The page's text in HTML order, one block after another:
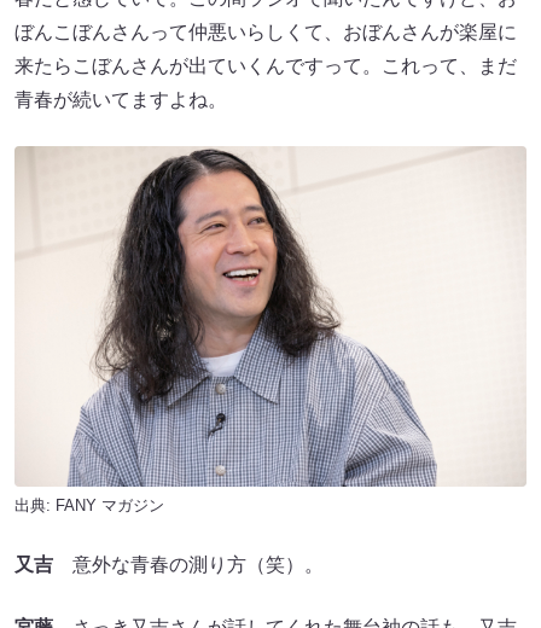
ぼんこぼんさんって仲悪いらしくて、おぼんさんが楽屋に
来たらこぼんさんが出ていくんですって。これって、まだ
青春が続いてますよね。
出典: FANY マガジン
又吉 意外な青春の測り方（笑）。